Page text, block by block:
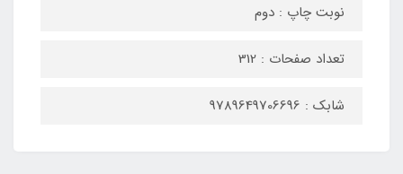
نوبت چاپ : دوم
تعداد صفحات : 312
شابک : 9789649706696